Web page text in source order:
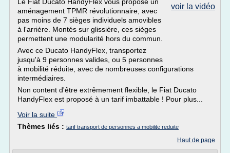
voir la vidéo
aménagement TPMR révolutionnaire, avec
pas moins de 7 sièges individuels amovibles
à l'arrière. Montés sur glissière, ces sièges
permettent une modularité hors du commun.
Avec ce Ducato HandyFlex, transportez
jusqu'à 9 personnes valides, ou 5 personnes
à mobilité réduite, avec de nombreuses configurations
intermédiaires.
Non content d'être extrêmement flexible, le Fiat Ducato
HandyFlex est proposé à un tarif imbattable ! Pour plus...
Voir la suite
Thèmes liés : tarif transport de personnes a mobilite reduite
Haut de page